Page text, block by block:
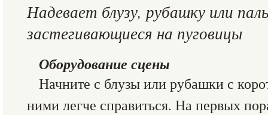
Надевает блузу, рубашку или
застегивающиеся на пуговицы
Оборудование сцены
Начните с блузы или рубашки с
ними легче справиться. На первых